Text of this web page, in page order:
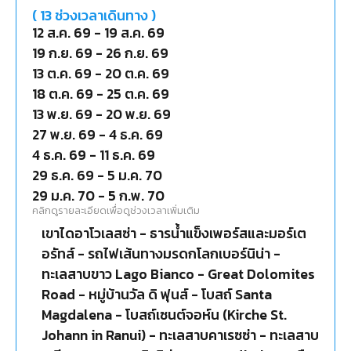
(13ช่วงเวลาเดินทาง )
12 ส.ค. 69 - 19 ส.ค. 69
19 ก.ย. 69 - 26 ก.ย. 69
13 ต.ค. 69 - 20 ต.ค. 69
18 ต.ค. 69 - 25 ต.ค. 69
13 พ.ย. 69 - 20 พ.ย. 69
27 พ.ย. 69 -4 ธ.ค. 69
4 ธ.ค. 69 - 11 ธ.ค. 69
29 ธ.ค. 69 - 5 ม.ค. 70
29 ม.ค. 70- 5 ก.พ. 70
คลิกดูรายละเอียดเพื่อดูช่วงเวลาเพิ่มเติม
เขาไดอาโวเลสซ่า - ธารน้ำแข็งเพอร์สและมอร์เต
อรัทส์ - รถไฟเส้นทางมรดกโลกเบอร์นิน่า -
ทะเลสาบขาว Lago Bianco - Great Dolomites
Road - หมู่บ้านวัล ดิ ฟุนส์ - โบสถ์ Santa
Magdalena - โบสถ์เซนต์จอห์น (Kirche St.
Johann in Ranui) - ทะเลสาบคาเรซซ่า - ทะเลสาบ